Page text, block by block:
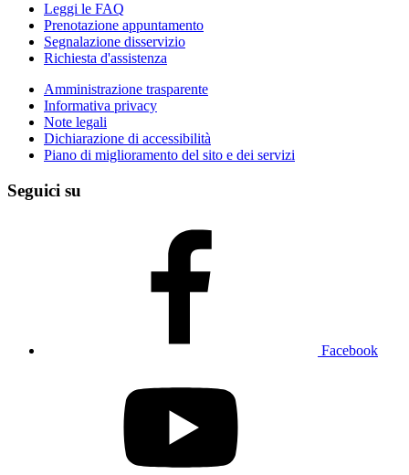
Leggi le FAQ
Prenotazione appuntamento
Segnalazione disservizio
Richiesta d'assistenza
Amministrazione trasparente
Informativa privacy
Note legali
Dichiarazione di accessibilità
Piano di miglioramento del sito e dei servizi
Seguici su
Facebook